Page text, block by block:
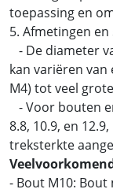
toepassing en
5. Afmetingen
- De diameter
kan variëren
M4) tot veel
- Voor bouten
8.8, 10.9, en
treksterkte
- Bout M10: